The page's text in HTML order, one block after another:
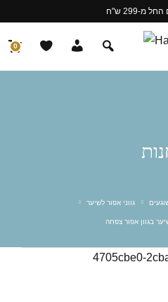
מ-299 ש"ח
0
גווני אפור לשיער
בגוון אפור צפחה